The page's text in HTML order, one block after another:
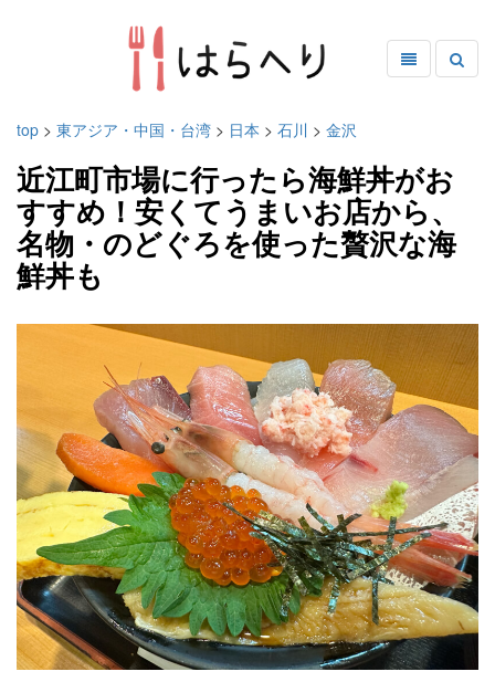
top > 東アジア・中国・台湾 > 日本 > 石川 > 金沢
近江町市場に行ったら海鮮丼がお
すすめ！安くてうまいお店から、
名物・のどぐろを使った贅沢な海
鮮丼も